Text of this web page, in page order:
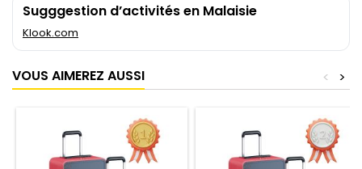
Sugggestion d’activités en Malaisie
Klook.com
VOUS AIMEREZ AUSSI >
<